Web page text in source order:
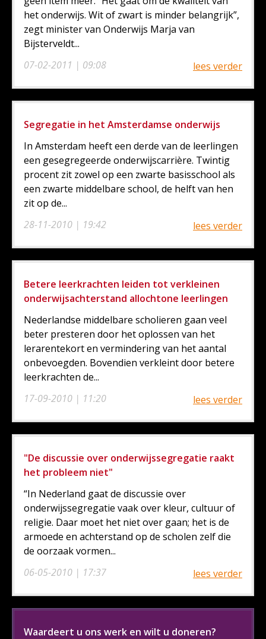
07-02-2011 | 09:08
het onderwijs. Wit of zwart is minder belangrijk”,
zegt minister van Onderwijs Marja van
Bijsterveldt...
lees verder
Segregatie in het Amsterdamse onderwijs
28-11-2010 | 19:42
In Amsterdam heeft een derde van de leerlingen
een gesegregeerde onderwijscarrière. Twintig
procent zit zowel op een zwarte basisschool als
een zwarte middelbare school, de helft van hen
zit op de...
lees verder
Betere leerkrachten leiden tot verkleinen
onderwijsachterstand allochtone leerlingen
17-09-2010 | 11:20
Nederlandse middelbare scholieren gaan veel
beter presteren door het oplossen van het
lerarentekort en vermindering van het aantal
onbevoegden. Bovendien verkleint door betere
leerkrachten de...
lees verder
"De discussie over onderwijssegregatie raakt
het probleem niet"
06-05-2010 | 17:37
“In Nederland gaat de discussie over
onderwijssegregatie vaak over kleur, cultuur of
religie. Daar moet het niet over gaan; het is de
armoede en achterstand op de scholen zelf die
de oorzaak vormen...
lees verder
Waardeert u ons werk en wilt u doneren?